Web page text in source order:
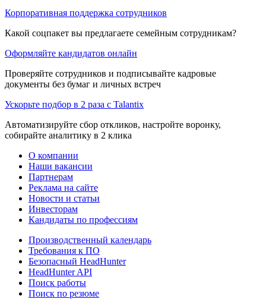
Корпоративная поддержка сотрудников
Какой соцпакет вы предлагаете семейным сотрудникам?
Оформляйте кандидатов онлайн
Проверяйте сотрудников и подписывайте кадровые
документы без бумаг и личных встреч
Ускорьте подбор в 2 раза с Talantix
Автоматизируйте сбор откликов, настройте воронку,
собирайте аналитику в 2 клика
О компании
Наши вакансии
Партнерам
Реклама на сайте
Новости и статьи
Инвесторам
Кандидаты по профессиям
Производственный календарь
Требования к ПО
Безопасный HeadHunter
HeadHunter API
Поиск работы
Поиск по резюме